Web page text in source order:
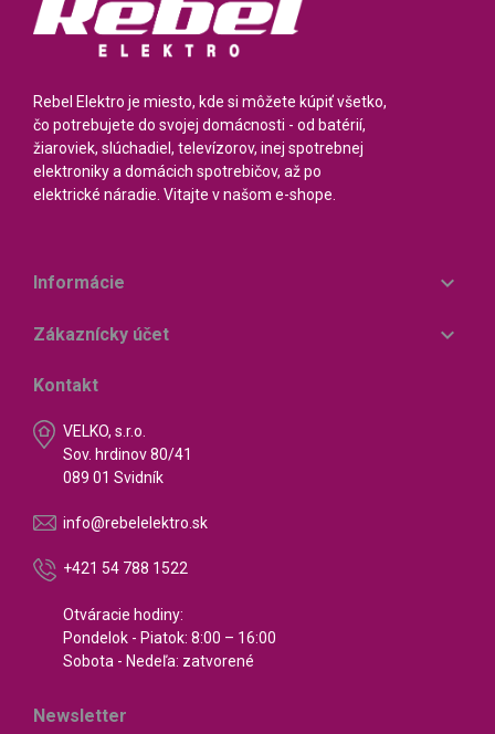
Rebel Elektro je miesto, kde si môžete kúpiť všetko,
čo potrebujete do svojej domácnosti - od batérií,
žiaroviek, slúchadiel, televízorov, inej spotrebnej
elektroniky a domácich spotrebičov, až po
elektrické náradie. Vitajte v našom e-shope.
Informácie 
Zákaznícky účet 
Kontakt
VELKO, s.r.o.
Sov. hrdinov 80/41
089 01 Svidník
info@rebelelektro.sk
+421 54 788 1522
Otváracie hodiny:
Pondelok - Piatok: 8:00 – 16:00
Sobota - Nedeľa: zatvorené
Newsletter